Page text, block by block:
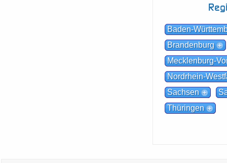
Baden-
Brandenburg
Mecklenburg-
Nordrhein-
Sachsen
Thüringen